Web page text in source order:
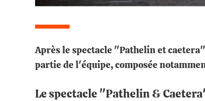
Après le spectacle "Pathelin et
partie de l'équipe, composée
Le spectacle "Pathelin &